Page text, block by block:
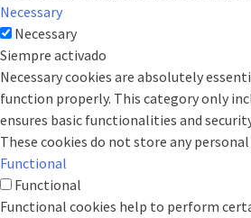
Necessary
Necessary
Siempre activado
Necessary cookies are absolutely
function properly. This category only
ensures basic functionalities and
These cookies do not store any
Functional
Functional
Functional cookies help to perform